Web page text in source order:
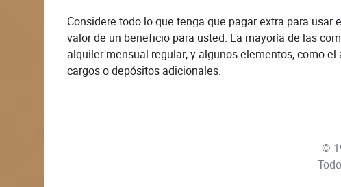
Considere todo lo que tenga que pagar extra para usar
valor de un beneficio para usted. La mayoría de las
alquiler mensual regular, y algunos elementos, como
cargos o depósitos adicionales.
©